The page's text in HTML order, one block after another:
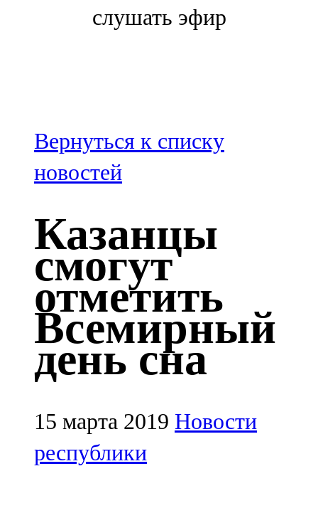
100,3 FM
Зәй
106,6 FM
Кадыбаш
105,2 FM
Казан
91,5 FM
Кайбыч
106,1 FM
Кама тамагы
71,51 FM
Кукмара
слушать эфир
Вернуться к списку
новостей
Казанцы
смогут
отметить
Всемирный
день сна
15 марта 2019 Новости
республики